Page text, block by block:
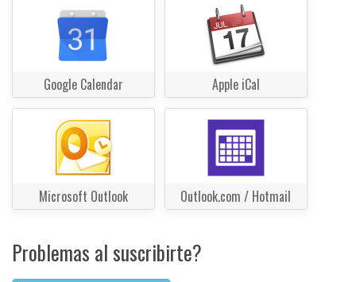
Google Calendar Apple iCal
Microsoft Outlook Outlook.com / Hotmail
Problemas al suscribirte?